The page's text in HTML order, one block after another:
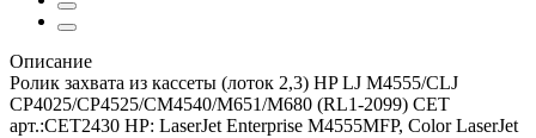
Описание
Ролик захвата из кассеты (лоток 2,3) HP LJ M4555/CLJ
CP4025/CP4525/CM4540/M651/M680 (RL1-2099) CET
арт.:CET2430 HP: LaserJet Enterprise M4555MFP, Color LaserJet